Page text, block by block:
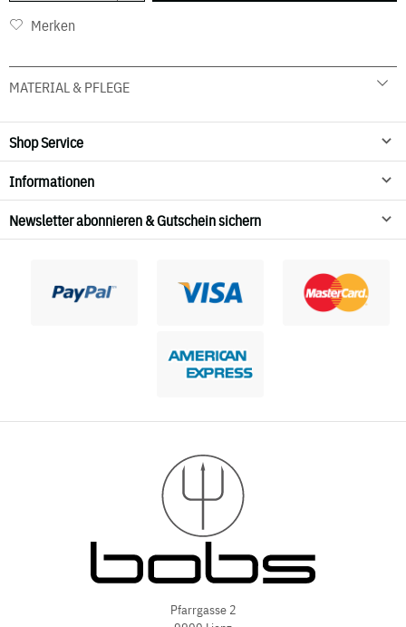
Merken
MATERIAL & PFLEGE
Shop Service
Informationen
Newsletter abonnieren & Gutschein sichern
Pfarrgasse 2